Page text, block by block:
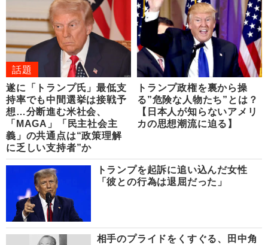
話題
遂に「トランプ氏」最低支
持率でも中間選挙は接戦予
想…分断進む米社会、
「MAGA」「民主社会主
義」の共通点は“政策理解
に乏しい支持者”か
トランプ政権を裏から操
る”危険な人物たち”とは？
【日本人が知らないアメリ
カの思想潮流に迫る】
トランプを起訴に追い込んだ女性
「彼との行為は退屈だった」
相手のプライドをくすぐる、田中角